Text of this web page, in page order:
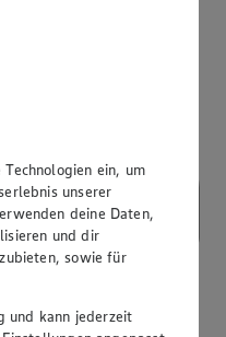
ein, um
unserer
deine Daten,
und dir
sowie für
und kann jederzeit